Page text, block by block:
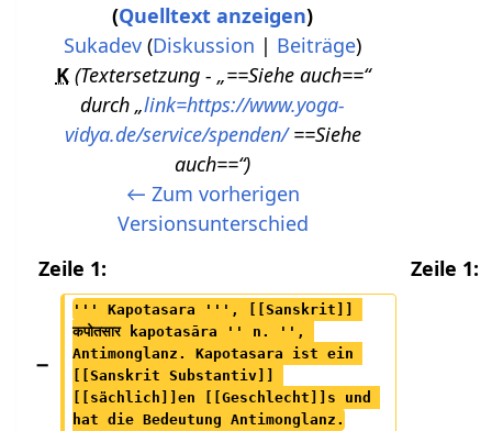
Quelltext anzeigen
Sukadev (Diskussion | Beiträge)
K Textersetzung - „==Siehe auch==“
durch „link=https://www.yoga-
vidya.de/service/spenden/==Siehe
auch==“
← Zum vorherigen
Versionsunterschied
a
Zeile 1: Zeile 1:
''' Kapotasara ''', [[Sanskrit]]
कपोतसार kapotasāra '' n. '',
Antimonglanz. Kapotasara ist ein
[[Sanskrit Substantiv]]
[[sächlich]]en [[Geschlecht]]s und
hat die Bedeutung Antimonglanz.